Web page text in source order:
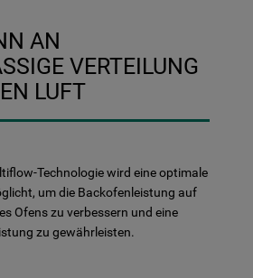
AN
VERTEILUNG D
LUFT
Technologie wird eine optimale
um die Backofenleistung auf
Ofens zu verbessern und eine
zu gewährleisten.